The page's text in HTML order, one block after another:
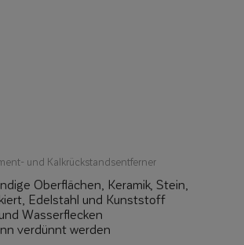
und Kalkrückstandsentferner
Oberflächen, Keramik, Stein,
Edelstahl und Kunststoff
Wasserflecken
verdünnt werden